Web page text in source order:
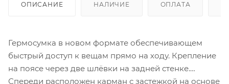
ОПИСАНИЕ НАЛИЧИЕ ОПЛАТА
Гермосумка в новом формате обеспечивающем
быстрый доступ к вещам прямо на ходу. Крепление
на поясе через две шлёвки на задней стенке.
Спереди расположен карман с застежкой на основе